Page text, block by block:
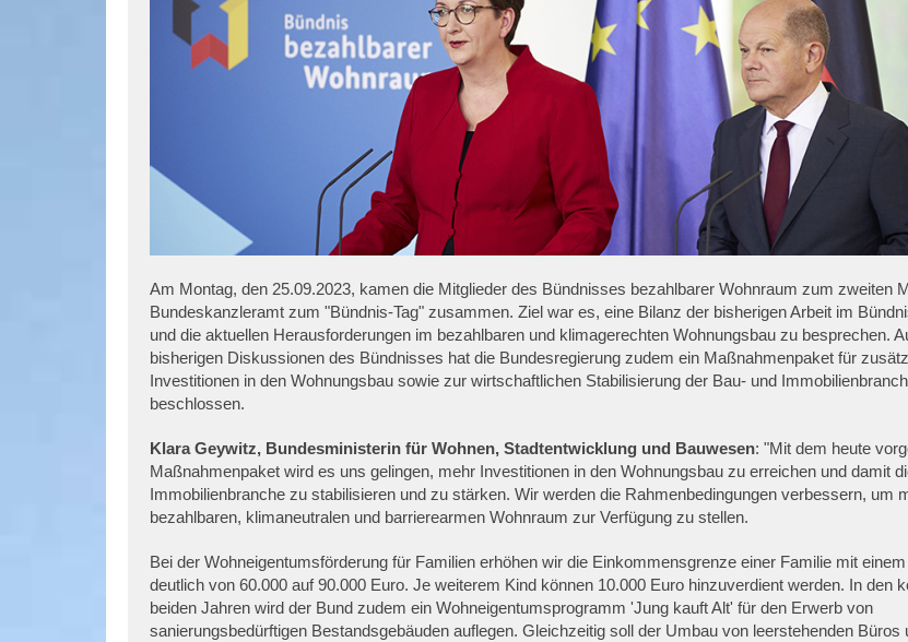
Am Montag, den 25.09.2023, kamen die Mitglieder des Bündnisses bezahlbarer Wohnraum zum zweiten
Bundeskanzleramt zum "Bündnis-Tag" zusammen. Ziel war es, eine Bilanz der bisherigen Arbeit im
und die aktuellen Herausforderungen im bezahlbaren und klimagerechten Wohnungsbau zu besprechen.
bisherigen Diskussionen des Bündnisses hat die Bundesregierung zudem ein Maßnahmenpaket für
Investitionen in den Wohnungsbau sowie zur wirtschaftlichen Stabilisierung der Bau- und
beschlossen.
Klara Geywitz, Bundesministerin für Wohnen, Stadtentwicklung und Bauwesen: "Mit dem heute
Maßnahmenpaket wird es uns gelingen, mehr Investitionen in den Wohnungsbau zu erreichen und damit
Immobilienbranche zu stabilisieren und zu stärken. Wir werden die Rahmenbedingungen verbessern, um
bezahlbaren, klimaneutralen und barrierearmen Wohnraum zur Verfügung zu stellen.
Bei der Wohneigentumsförderung für Familien erhöhen wir die Einkommensgrenze einer Familie mit
deutlich von 60.000 auf 90.000 Euro. Je weiterem Kind können 10.000 Euro hinzuverdient werden. In den
beiden Jahren wird der Bund zudem ein Wohneigentumsprogramm 'Jung kauft Alt' für den Erwerb von
sanierungsbedürftigen Bestandsgebäuden auflegen. Gleichzeitig soll der Umbau von leerstehenden Büros